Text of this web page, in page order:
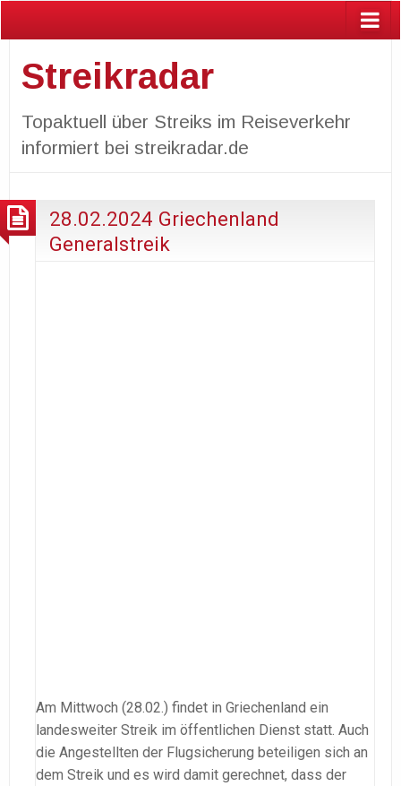
Streikradar
Topaktuell über Streiks im Reiseverkehr
informiert bei streikradar.de
28.02.2024 Griechenland
Generalstreik
Am Mittwoch (28.02.) findet in Griechenland ein
landesweiter Streik im öffentlichen Dienst statt. Auch
die Angestellten der Flugsicherung beteiligen sich an
dem Streik und es wird damit gerechnet, dass der